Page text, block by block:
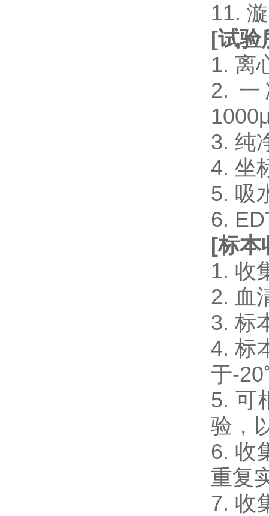
11.
[试验
1. 离
2. 一
3. 纯
4. 坐
5. 吸
6.
[标本
1. 收
2. 血
3. 标
4. 标
于-
5. 可
验，
6. 收
重复
7. 收